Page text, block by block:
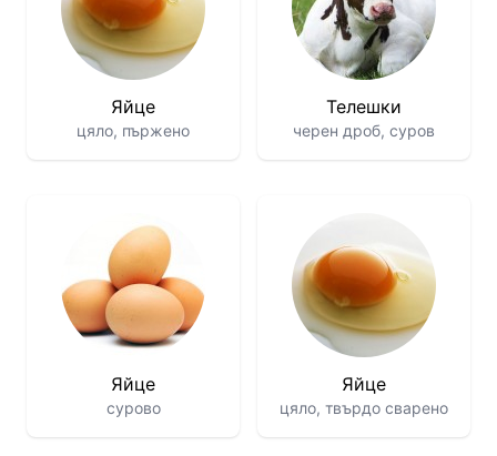
Яйце
цяло, пържено
Телешки
черен дроб, суров
Яйце
сурово
Яйце
цяло, твърдо сварено